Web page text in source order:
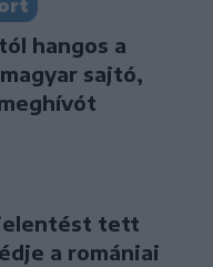
hangos a
sajtó,
tett
a romániai